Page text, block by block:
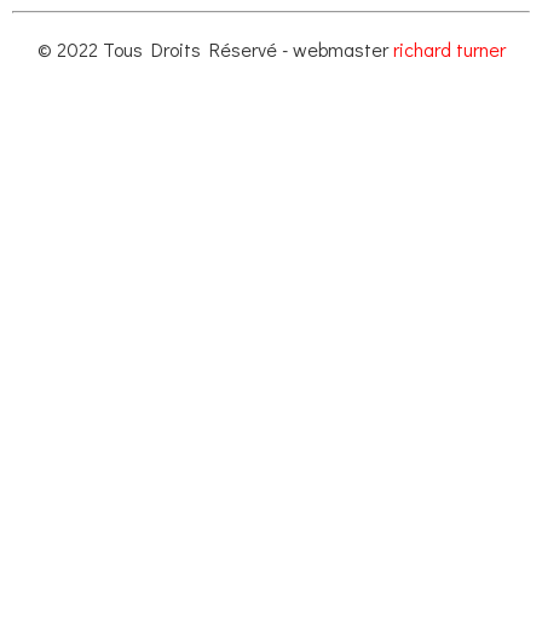
© 2022 Tous Droits Réservé - webmasterrichard turner